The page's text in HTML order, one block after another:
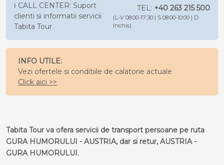
ℹ️ CALL CENTER: Suport
clienti si informatii servicii
Tabita Tour
TEL: +40 263 215 500
(L-V 08:00-17:30 | S 08:00-10:00 | D
Inchis)
INFO UTILE:
Vezi ofertele si conditiile de calatorie actuale
Click aici >>
Tabita Tour va ofera servicii de transport persoane pe ruta
GURA HUMORULUI - AUSTRIA, dar si retur, AUSTRIA -
GURA HUMORULUI.